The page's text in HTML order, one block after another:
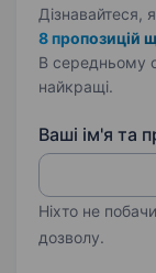
Дізнавайтеся,
8 пропозицій
В середньому
найкращі.
Ваші ім'я та
Ніхто не
дозволу.